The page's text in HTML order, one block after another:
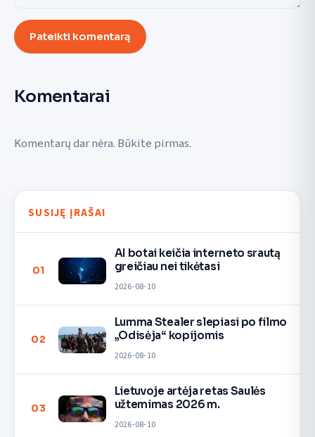
Pateikti komentarą
Komentarai
Komentarų dar nėra. Būkite pirmas.
SUSIJĘ ĮRAŠAI
01
AI botai keičia interneto srautą
greičiau nei tikėtasi
2026-08-10
02
Lumma Stealer slepiasi po filmo
„Odisėja“ kopijomis
2026-08-10
03
Lietuvoje artėja retas Saulės
užtemimas 2026 m.
2026-08-10